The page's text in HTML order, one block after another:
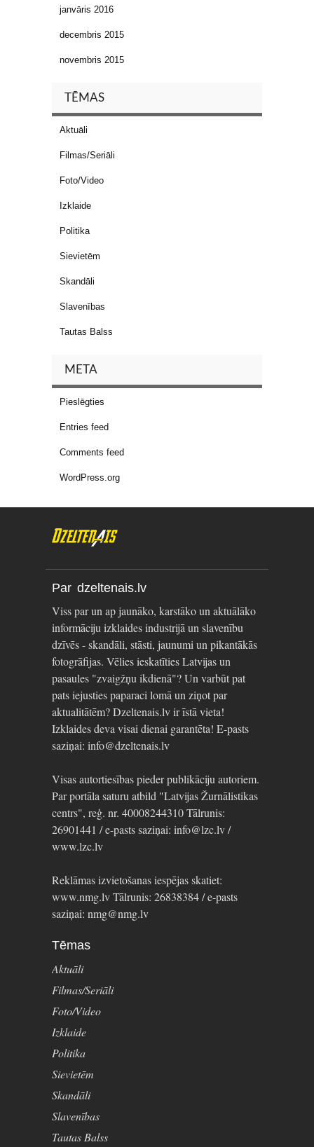
janvāris 2016
decembris 2015
novembris 2015
TĒMAS
Aktuāli
Filmas/Seriāli
Foto/Video
Izklaide
Politika
Sievietēm
Skandāli
Slavenības
Tautas Balss
META
Pieslēgties
Entries feed
Comments feed
WordPress.org
Par dzeltenais.lv
Viss par un ap jaunāko, karstāko un aktuālāko
informāciju izklaides industrijā un slavenību
dzīvēs - skandāli, stāsti, jaunumi un pikantākās
fotogrāfijas. Vēlies ieskatīties Latvijas un
pasaules "zvaigžņu ikdienā"? Un varbūt pat
pats iejusties paparaci lomā un ziņot par
aktualitātēm? Dzeltenais.lv ir īstā vieta!
Izklaides deva visai dienai garantēta! E-pasts
saziņai: info@dzeltenais.lv
Visas autortiesības pieder publikāciju autoriem.
Par portāla saturu atbild "Latvijas Žurnālistikas
centrs", reģ. nr. 40008244310 Tālrunis:
26901441 / e-pasts saziņai: info@lzc.lv /
www.lzc.lv
Reklāmas izvietošanas iespējas skatiet:
www.nmg.lv Tālrunis: 26838384 / e-pasts
saziņai: nmg@nmg.lv
Tēmas
Aktuāli
Filmas/Seriāli
Foto/Video
Izklaide
Politika
Sievietēm
Skandāli
Slavenības
Tautas Balss